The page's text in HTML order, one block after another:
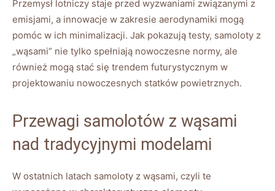
Przemysł lotniczy staje przed wyzwaniami związanymi z
emisjami, a innowacje w zakresie⁣ aerodynamiki mogą
pomóc w ich minimalizacji. Jak pokazują testy, samoloty z
„wąsami” nie tylko spełniają nowoczesne‌ normy, ale
również mogą stać się trendem futurystycznym w
projektowaniu nowoczesnych statków powietrznych.
Przewagi samolotów z wąsami
nad tradycyjnymi⁢ modelami
W ostatnich latach samoloty z wąsami, czyli ‌te